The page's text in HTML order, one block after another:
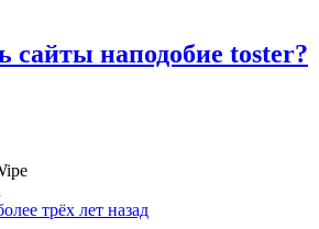
сайты наподобие toster?
трёх лет назад